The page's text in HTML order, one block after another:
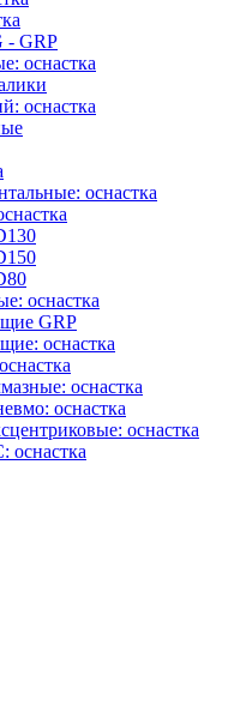
- GRP
оснастка
оснастка
оснастка
оснастка
GRP
оснастка
оснастка
оснастка
оснастка
оснастка